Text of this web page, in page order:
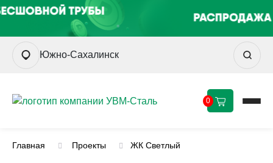
Южно-Сахалинск
0
Главная Проекты ЖК Светлый